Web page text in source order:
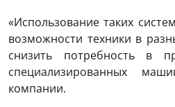
«Использование таких
возможности техники в
снизить потребность в
специализированных
компании.